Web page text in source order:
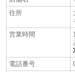
住所
営業時間
電話番号